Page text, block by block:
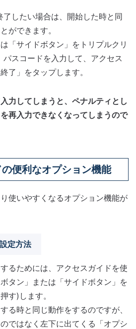
したい場合は、開始した時と同
ができます。
「サイドボタン」をトリプルクリ
スコードを入力して、アクセス
了」をタップします。
力してしまうと、ペナルティとし
再入力できなくなってしまうので
便利なオプション機能
使いやすくなるオプション機能が
定方法
るためには、アクセスガイドを使
タン」または「サイドボタン」を
す)します。
る時と同じ動作をするのですが、
ではなく左下に出てくる「オプシ